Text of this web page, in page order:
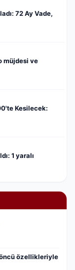
72 Ay Vade,
müjdesi ve
Kesilecek:
1 yaralı
özellikleriyle